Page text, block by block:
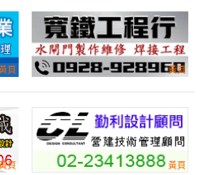
工嗎?
立即報價
立即報價